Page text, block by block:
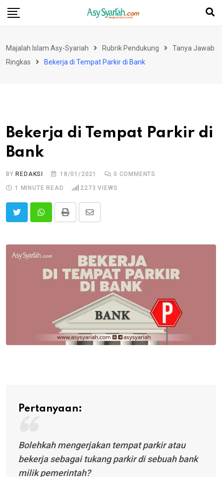
Skip
Majalah Islam Asy-Syariah Rubrik Pendukung
Tanya Jawab
Ringkas
Bekerja di Tempat Parkir di Bank
Bekerja di Tempat Parkir di
Bank
BYREDAKSI 18/01/2021 0 COMMENTS
1 MINUTE READ
2273 VIEWS
Print
Share
Email
Pertanyaan:
Bolehkah mengerjakan tempat parkir atau
bekerja sebagai tukang parkir di sebuah bank
milik pemerintah?